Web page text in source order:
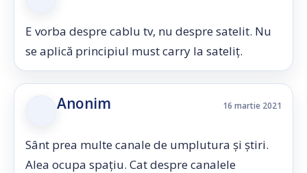
E vorba despre cablu tv, nu despre satelit. Nu
se aplică principiul must carry la sateliț.
Anonim 16 martie 2021
Sânt prea multe canale de umplutura și știri.
Alea ocupa spațiu. Cat despre canalele